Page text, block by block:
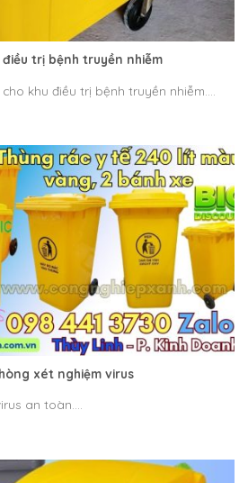
trị bệnh truyền nhiễm
khu điều trị bệnh truyền nhiễm....
xét nghiệm virus
an toàn....